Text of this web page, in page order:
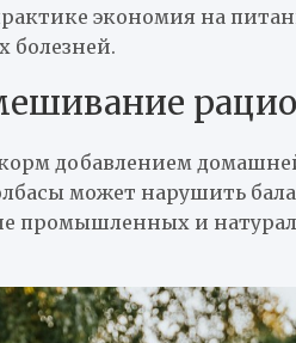
экономия на
болезней.
добавлением
может нарушить
промышленных и